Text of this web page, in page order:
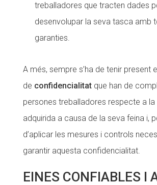
treballadores que tracten dades
desenvolupar la seva tasca amb
garanties.
A més, sempre s’ha de tenir present
de confidencialitatque han de
persones treballadores respecte a
adquirida a causa de la seva feina i,
d’aplicar les mesures i controls
garantir aquesta confidencialitat.
EINES CONFIABLES I